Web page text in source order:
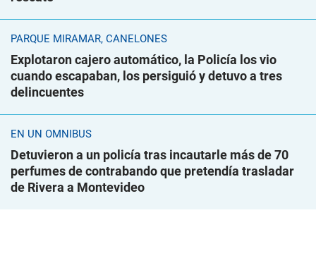
PARQUE MIRAMAR, CANELONES
Explotaron cajero automático, la Policía los vio
cuando escapaban, los persiguió y detuvo a tres
delincuentes
EN UN ÓMNIBUS
Detuvieron a un policía tras incautarle más de 70
perfumes de contrabando que pretendía trasladar
de Rivera a Montevideo